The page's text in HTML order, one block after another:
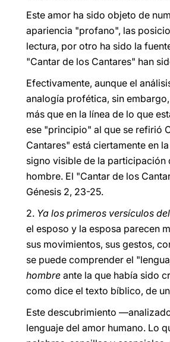
Este amor ha sido objeto de
apariencia "profano", las
lectura, por otro ha sido la
"Cantar de los Cantares" han
Efectivamente, aunque el
analogía profética, sin embargo,
más que en la línea de lo que
ese "principio" al que se refirió
Cantares" está ciertamente en
signo visible de la participación
hombre. El "Cantar de los
Génesis 2, 23-25.
2. Ya los primeros versículos del
el esposo y la esposa parecen
sus movimientos, sus gestos,
se puede comprender el
hombre ante la que había sido
como dice el texto bíblico, de
Este descubrimiento
lenguaje del amor humano. Lo